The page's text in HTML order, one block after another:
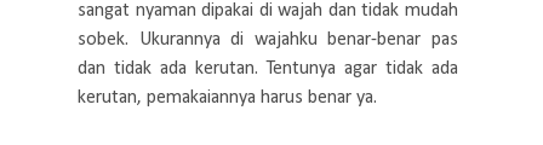
sangat nyaman dipakai di wajah dan tidak mudah
sobek. Ukurannya di wajahku benar-benar pas
dan tidak ada kerutan. Tentunya agar tidak ada
kerutan, pemakaiannya harus benar ya.